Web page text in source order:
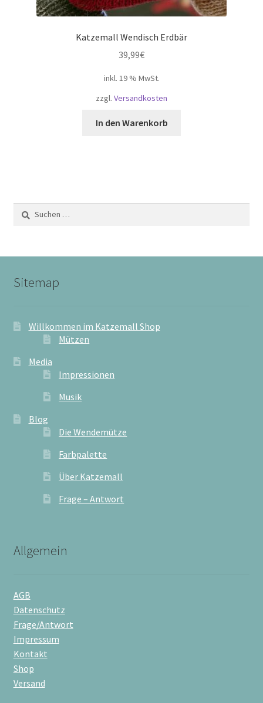
Katzemall Wendisch Erdbär
39,99€
inkl. 19 % MwSt.
zzgl. Versandkosten
In den Warenkorb
nach:
Sitemap
Willkommen im Katzemall Shop
Mützen
Media
Impressionen
Musik
Blog
Die Wendemütze
Farbpalette
Über Katzemall
Frage – Antwort
Allgemein
AGB
Datenschutz
Frage/Antwort
Impressum
Kontakt
Shop
Versand